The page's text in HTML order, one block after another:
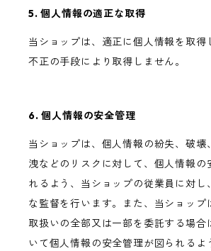
5. 個人情報の適正な取得
当ショップは、適正に個人情報を取得
不正の手段により取得しません。
6. 個人情報の安全管理
当ショップは、個人情報の紛失、破壊
洩などのリスクに対して、個人情報の
れるよう、当ショップの従業員に対し
な監督を行います。また、当ショップ
取扱いの全部又は一部を委託する場合
いて個人情報の安全管理が図られるよ